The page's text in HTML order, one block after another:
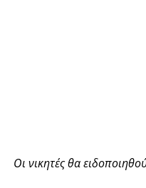
Οι νικητές θα